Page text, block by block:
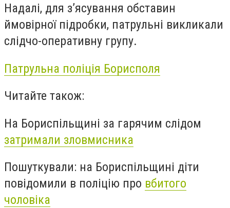
Надалі, для з’ясування обставин
ймовірної підробки, патрульні викликали
слідчо-оперативну групу.
Патрульна поліція Борисполя
Читайте також:
На Бориспільщині за гарячим слідом
затримали зловмисника
Пошуткували: на Бориспільщині діти
повідомили в поліцію про вбитого
чоловіка